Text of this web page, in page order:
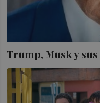
Trump, Musk y